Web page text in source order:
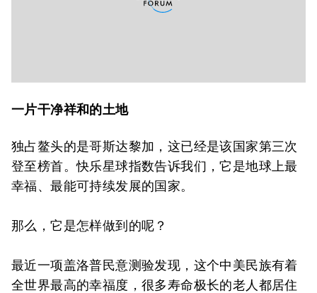
一片干净祥和的土地
独占鳌头的是哥斯达黎加，这已经是该国家第三次
登至榜首。快乐星球指数告诉我们，它是地球上最
幸福、最能可持续发展的国家。
那么，它是怎样做到的呢？
最近一项盖洛普民意测验发现，这个中美民族有着
全世界最高的幸福度，很多寿命极长的老人都居住